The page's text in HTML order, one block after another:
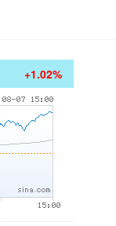
+1.02%